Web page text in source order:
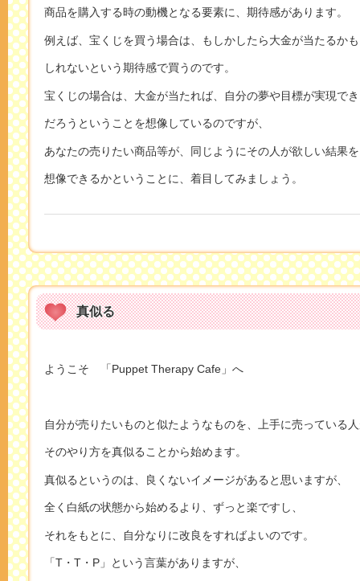
商品を購入する時の動機となる要素に、期待感があります。
例えば、宝くじを買う場合は、もしかしたら大金が当たるかも
しれないという期待感で買うのです。
宝くじの場合は、大金が当たれば、自分の夢や目標が実現で
だろうということを想像しているのですが、
あなたの売りたい商品等が、同じようにその人が欲しい結果を
想像できるかということに、着目してみましょう。
真似る
ようこそ 「Puppet Therapy Cafe」へ
自分が売りたいものと似たようなものを、上手に売っている
そのやり方を真似ることから始めます。
真似るというのは、良くないイメージがあると思いますが、
全く白紙の状態から始めるより、ずっと楽ですし、
それをもとに、自分なりに改良をすればよいのです。
「T・T・P」という言葉がありますが、